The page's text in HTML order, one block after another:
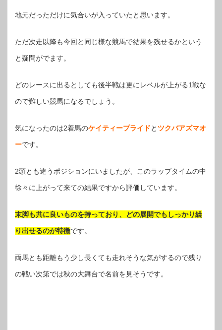
地元だっただけに気合いが入っていたと思います。
ただ次走以降も今回と同じ様な競馬で結果を残せるかという
と疑問がでます。
どのレースに出るとしても後半戦は更にレベルが上がる1戦な
ので難しい競馬になるでしょう。
気になったのは2着馬のケイティープライドと ツクバアズマオ
ーです。
2頭とも違うポジションにいましたが、このラップタイムの中
徐々に上がって来ての結果ですから評価しています。
末脚も共に良いものを持っており、どの展開でもしっかり繰
り出せるのが特徴です。
両馬とも距離もう少し長くても走れそうな気がするので残り
の戦い次第では秋の大舞台で名前を見そうです。